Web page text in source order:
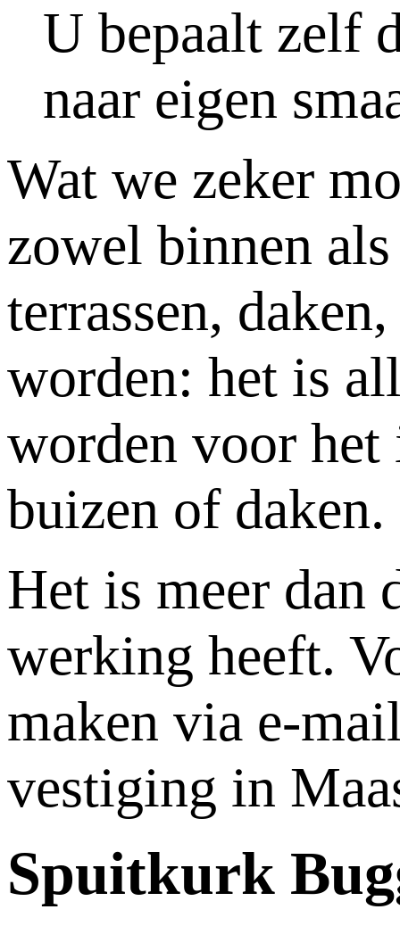
U bepaalt zelf
naar eigen
Wat we zeker
zowel binnen
terrassen,
worden: het is
worden voor het
buizen of daken.
Het is meer dan
werking heeft.
maken via e-
vestiging in
Spuitkurk